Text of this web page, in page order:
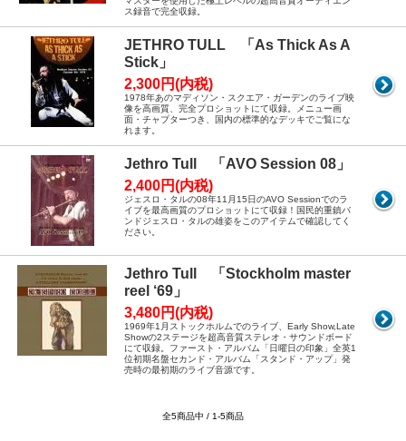
ス録音で完全収録。
JETHRO TULL 「As Thick As A
Stick」
2,300円(内税)
1978年あのマディソン・スクエア・ガーデンのライブ映
像を高画質、完全プロショットにて収録。メニュー画
面・チャプターつき、国内の標準的なデッキでご覧にな
れます。
Jethro Tull 「AVO Session 08」
2,400円(内税)
ジェスロ・タルの08年11月15日のAVO Sessionでのラ
イブを最高画質のプロショットにて収録！国民的重鎮バ
ンドジェスロ・タルの雄姿をこのアイテムで確認してく
ださい。
Jethro Tull 「Stockholm master
reel ‘69」
3,480円(内税)
1969年1月ストックホルムでのライブ、Early Show,Late
Showの2ステージを超高音質ステレオ・サウンドボード
にて収録。ファースト・アルバム「日曜日の印象」全英1
位初期名盤セカンド・アルバム「スタンド・アップ」発
売時の最初期のライブ音源です。
全5商品中 / 1-5商品